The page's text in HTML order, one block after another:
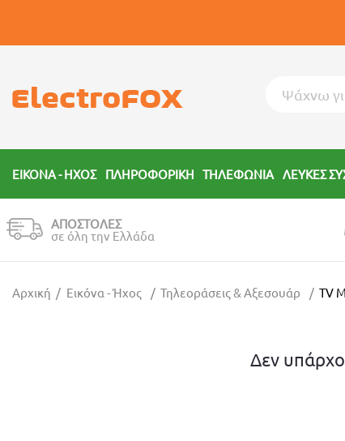
ΕΙΚΟΝΑ - ΗΧΟΣ ΠΛΗΡΟΦΟΡΙΚΗ ΤΗΛΕΦΩΝΙΑ ΛΕΥΚΕΣ
ΑΠΟΣΤΟΛΕΣ
σε όλη την Ελλάδα
Αρχική Εικόνα - Ήχος Τηλεοράσεις & Αξεσουάρ TV
Δεν